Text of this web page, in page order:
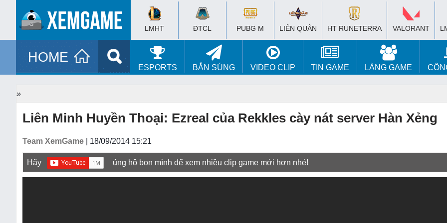
LMHT ĐTCL PUBG M LIÊN QUÂN HT RUNETERRA VALORANT
HOME
ESPORTS BẮN SÚNG VIDEO CLIP TIN GAME LÀNG GAME
»
Liên Minh Huyền Thoại: Ezreal của Rekkles cày nát server Hàn Xẻng
Team XemGame | 18/09/2014 15:21
Hãy ủng hộ bọn mình để xem nhiều clip game mới hơn nhé!